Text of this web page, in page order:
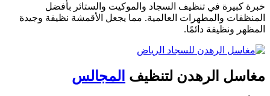
خبرة كبيرة في تنظيف السجاد والموكيت والستائر بأفضل
المنظفات والمطهرات العالمية. مما يجعل الأقمشة نظيفة وجيدة
المظهر ونظيفة دائمًا.
مغاسل الرهدن لتنظيف المجالس